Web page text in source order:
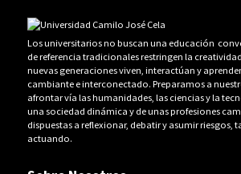
Los universitarios no buscan una educación
de referencia tradicionales restringen la
nuevas generaciones viven, interactúan y
cambiante e interconectado. Preparamos a
afrontar vía las humanidades, las ciencias y la
una sociedad dinámica y de unas profesiones
dispuestas a reflexionar, debatir y asumir riesgos,
actuando.